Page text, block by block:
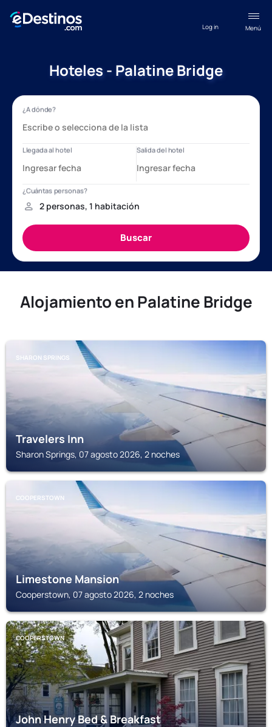
Menú
Log in
Hoteles - Palatine Bridge
Alojamiento en Palatine Bridge
SHARON SPRINGS
Travelers Inn
Sharon Springs, 07 agosto 2026, 2 noches
COOPERSTOWN
Limestone Mansion
Cooperstown, 07 agosto 2026, 2 noches
COOPERSTOWN
John Henry Bed & Breakfast